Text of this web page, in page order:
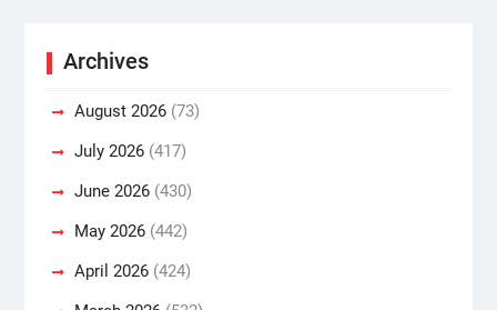
Archives
August 2026(73)
July 2026(417)
June 2026(430)
May 2026(442)
April 2026(424)